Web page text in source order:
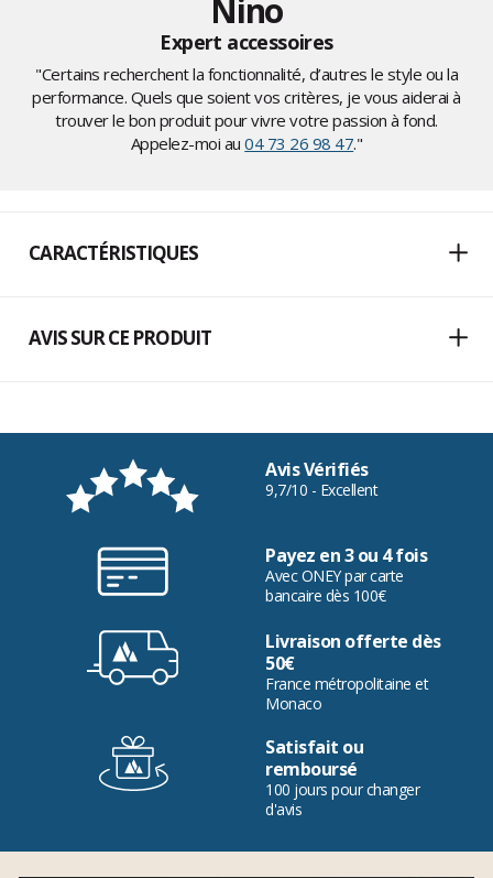
Nino
Expert accessoires
"Certains recherchent la fonctionnalité, d’autres le style ou la
performance. Quels que soient vos critères, je vous aiderai à
trouver le bon produit pour vivre votre passion à fond.
Appelez-moi au04 73 26 98 47."
CARACTÉRISTIQUES
AVIS SUR CE PRODUIT
Avis Vérifiés
9,7/10 - Excellent
Payez en 3 ou 4 fois
Avec ONEY par carte
bancaire dès 100€
Livraison offerte dès
50€
France métropolitaine et
Monaco
Satisfait ou
remboursé
100 jours pour changer
d'avis